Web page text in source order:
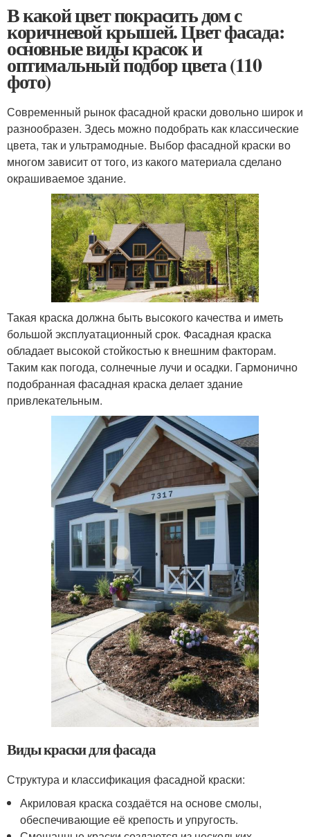
В какой цвет покрасить дом с
коричневой крышей. Цвет фасада:
основные виды красок и
оптимальный подбор цвета (110
фото)
Современный рынок фасадной краски довольно широк и
разнообразен. Здесь можно подобрать как классические
цвета, так и ультрамодные. Выбор фасадной краски во
многом зависит от того, из какого материала сделано
окрашиваемое здание.
Такая краска должна быть высокого качества и иметь
большой эксплуатационный срок. Фасадная краска
обладает высокой стойкостью к внешним факторам.
Таким как погода, солнечные лучи и осадки. Гармонично
подобранная фасадная краска делает здание
привлекательным.
Виды краски для фасада
Структура и классификация фасадной краски:
Акриловая краска создаётся на основе смолы,
обеспечивающие её крепость и упругость.